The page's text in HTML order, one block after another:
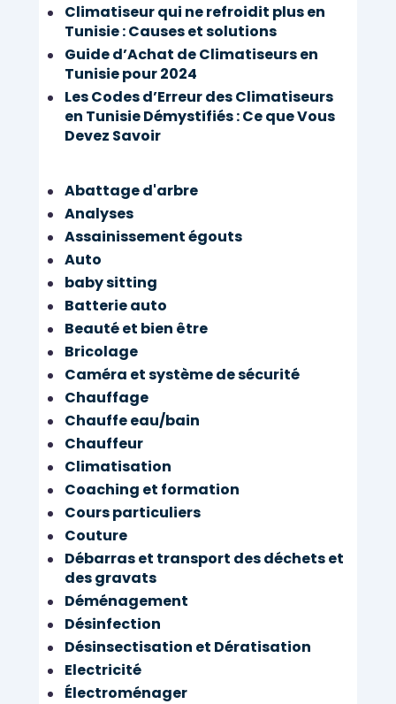
Climatiseur qui ne refroidit plus en
Tunisie : Causes et solutions
Guide d’Achat de Climatiseurs en
Tunisie pour 2024
Les Codes d’Erreur des Climatiseurs
en Tunisie Démystifiés : Ce que Vous
Devez Savoir
Abattage d'arbre
Analyses
Assainissement égouts
Auto
baby sitting
Batterie auto
Beauté et bien être
Bricolage
Caméra et système de sécurité
Chauffage
Chauffe eau/bain
Chauffeur
Climatisation
Coaching et formation
Cours particuliers
Couture
Débarras et transport des déchets et
des gravats
Déménagement
Désinfection
Désinsectisation et Dératisation
Electricité
Électroménager